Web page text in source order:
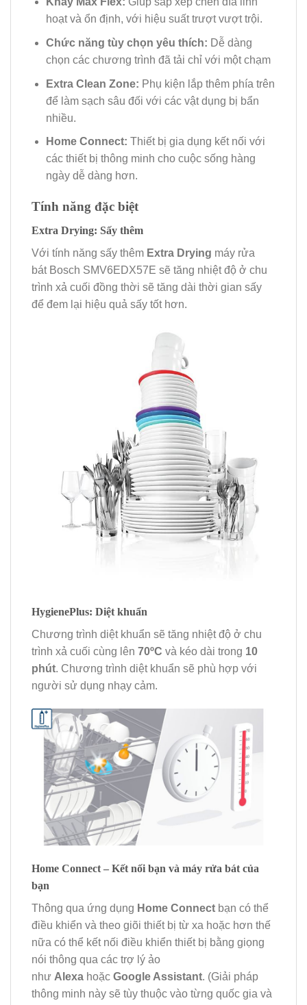
hoạt và ổn định, với hiệu suất trượt vượt trội.
Chức năng tùy chọn yêu thích: Dễ dàng
chọn các chương trình đã tải chỉ với một chạm
Extra Clean Zone: Phụ kiện lắp thêm phía trên
để làm sạch sâu đối với các vật dụng bị bẩn
nhiều.
Home Connect: Thiết bị gia dụng kết nối với
các thiết bị thông minh cho cuộc sống hàng
ngày dễ dàng hơn.
Tính năng đặc biệt
Extra Drying: Sấy thêm
Với tính năng sấy thêm Extra Drying máy rửa
bát Bosch SMV6EDX57E sẽ tăng nhiệt độ ở chu
trình xả cuối đồng thời sẽ tăng dài thời gian sấy
để đem lại hiệu quả sấy tốt hơn.
HygienePlus: Diệt khuẩn
Chương trình diệt khuẩn sẽ tăng nhiệt độ ở chu
trình xả cuối cùng lên 70ºC và kéo dài trong 10
phút. Chương trình diệt khuẩn sẽ phù hợp với
người sử dụng nhạy cảm.
Home Connect – Kết nối bạn và máy rửa bát của
bạn
Thông qua ứng dụng Home Connect bạn có thể
điều khiển và theo giõi thiết bị từ xa hoặc hơn thế
nữa có thể kết nối điều khiển thiết bị bằng giọng
nói thông qua các trợ lý ảo
như Alexa hoặc Google Assistant. (Giải pháp
thông minh này sẽ tùy thuộc vào từng quốc gia và